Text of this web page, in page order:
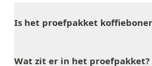
Is het proefpakket
Wat zit er in het proefpakket?